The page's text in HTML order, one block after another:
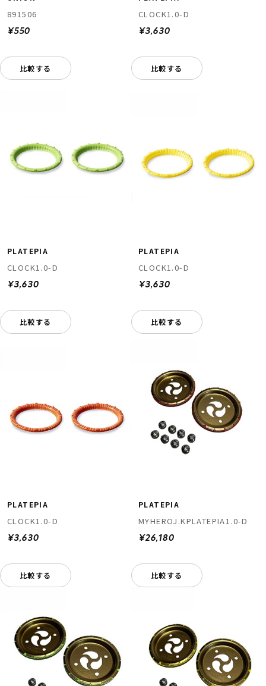
891506
¥550
比較する
CLOCK1.0-D
¥3,630
比較する
PLATEPIA
CLOCK1.0-D
¥3,630
比較する
PLATEPIA
CLOCK1.0-D
¥3,630
比較する
PLATEPIA
CLOCK1.0-D
¥3,630
比較する
PLATEPIA
MYHEROJ.KPLATEPIA1.0-D
¥26,180
比較する